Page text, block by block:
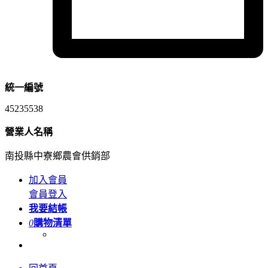
統一編號
45235538
營業人名稱
南投縣中寮鄉農會供銷部
加入會員
會員登入
我要結帳
0購物清單